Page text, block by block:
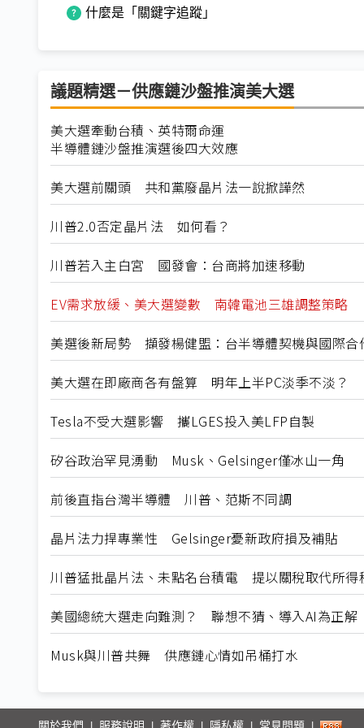
什麼是「關鍵字追蹤」
議題精選－供應鏈沙盤推演美大選
美大選牽動台積、英特爾命運
半導體鏈沙盤推演選後四大效應
美大選前關頭 共和黨廢晶片法一說掀譁然
川普2.0否定晶片法 如何看？
川普若入主白宮 國發會：台商將加速移動
EV需求放緩、美大選變數 南韓電池三雄調整策略
美選後新局勢 擷發楊健盟：台半導體契機與國際合
美大選在即廠商各有盤算 明年上半PC淡季不淡？
Tesla不受大選影響 攜LGES投入美LFP自製
矽谷政治罕見湧動 Musk、Gelsinger僅冰山一角
前後直指台灣半導體 川普、范斯不同調
晶片法力捍專業性 Gelsinger憂新政府損及補貼
川普猛批晶片法、未點名台積電 提以關稅取代所得
美國總統大選走向難測？ 聯想不猜、導入AI為正解
Musk與川普共舞 供應鏈心情如吊桶打水